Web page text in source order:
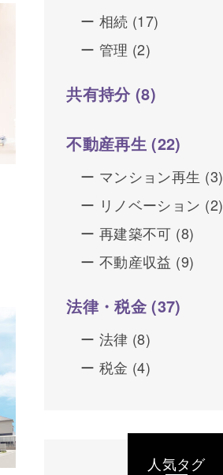
相続 (17)
管理 (2)
共有持分 (8)
不動産再生(22)
マンション再生 (3)
リノベーション (2)
再建築不可 (8)
不動産収益 (9)
法律・税金(37)
法律 (8)
税金 (4)
人気タグ